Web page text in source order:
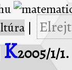
Elrejt
K2005/1/1. |